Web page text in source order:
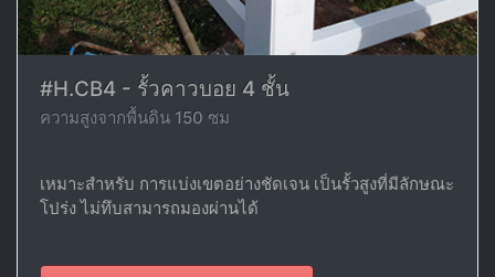
#H.CB4 - รั้วคาวบอย 4 ชั้น
ความสูงจากพื้นดิน 150 ซม
เหมาะสำหรับ การแบ่งเขตอย่างชัดเจน เป็นรั้วสูงที่มีลักษณะ
โปร่ง ไม่ทึบสามารถมองผ่านได้